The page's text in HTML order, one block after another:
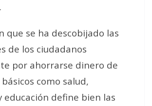
que se ha descobijado las
de los ciudadanos
por ahorrarse dinero de
como salud,
educación define bien las